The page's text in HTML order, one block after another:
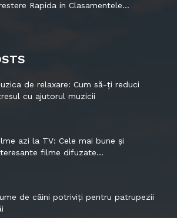
Rapida in Clasamentele...
de relaxare: Cum să-ți reduci
cu ajutorul muzicii
azi la TV: Cele mai bune și
filme difuzate...
de câini potriviți pentru patrupezii